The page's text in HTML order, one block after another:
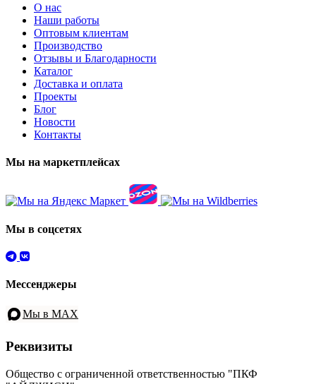
О нас
Наши работы
Оптовым клиентам
Производство
Отзывы и Благодарности
Каталог
Доставка и оплата
Проекты
Блог
Новости
Контакты
Мы на маркетплейсах
Мы в соцсетях
Мессенджеры
Мы в MAX
Реквизиты
Общество с ограниченной ответственностью "ПКФ